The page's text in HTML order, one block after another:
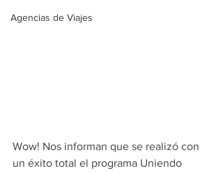
Agencias de Viajes
Wow! Nos informan que se realizó con
un éxito total el programa Uniendo